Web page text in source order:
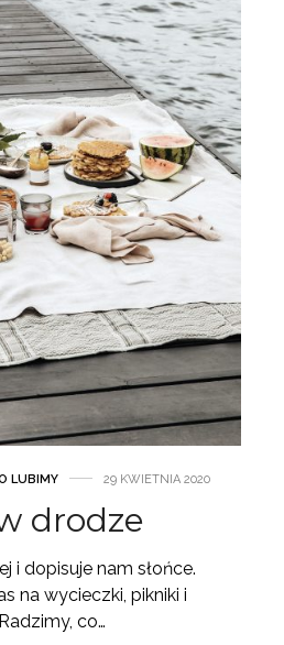
LUBIMY 29 KWIETNIA 2020
drodze
i dopisuje nam słońce.
na wycieczki, pikniki i
co…